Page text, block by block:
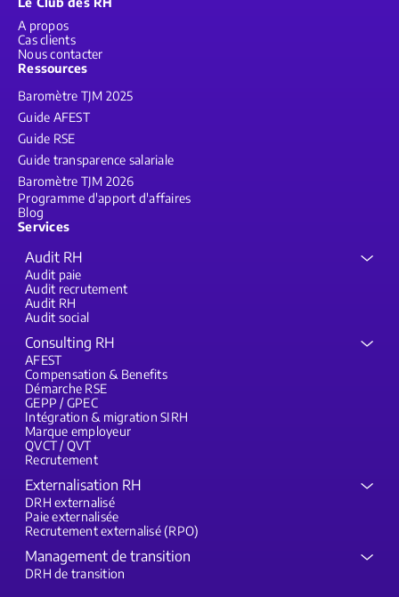
Services
Audit RH
Audit paie
Audit recrutement
Audit RH
Audit social
Consulting RH
AFEST
Compensation & Benefits
Démarche RSE
GEPP / GPEC
Intégration & migration SIRH
Marque employeur
QVCT / QVT
Recrutement
Externalisation RH
DRH externalisé
Paie externalisée
Recrutement externalisé (RPO)
Management de transition
DRH de transition
A propos
Cas clients
Nous contacter
Ressources
Baromètre TJM 2025
Guide AFEST
Guide RSE
Guide transparence salariale
Baromètre TJM 2026
Programme d'apport d'affaires
Blog